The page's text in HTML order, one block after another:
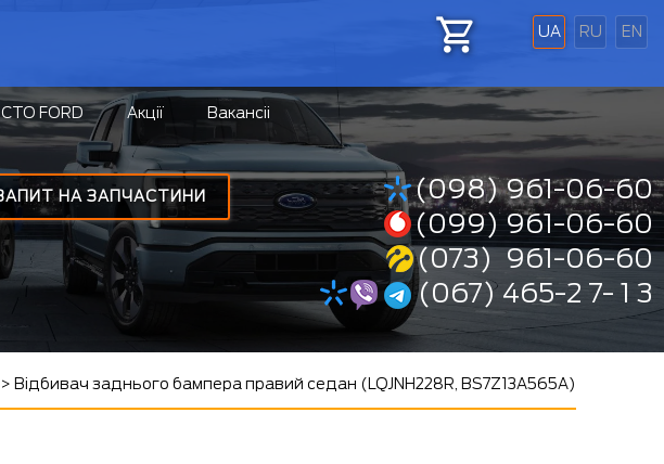
UA RU EN
НА ЗАПЧАСТИНИ
СТО FORD Акції Вакансіі
(098) 961-06-60
(099) 961-06-60
(073) 961-06-60
(067) 465-2 7- 1 3
> Відбивач заднього бампера правий седан (LQJNH228R, BS7Z13A565A)